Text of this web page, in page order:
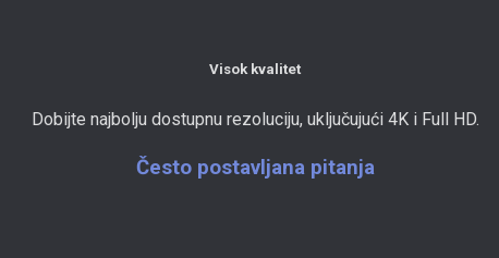
Visok kvalitet
Dobijte najbolju dostupnu rezoluciju, uključujući 4K i Full HD.
Često postavljana pitanja